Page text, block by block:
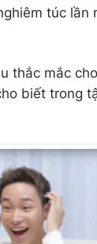
túc lần
thắc mắc
biết trong